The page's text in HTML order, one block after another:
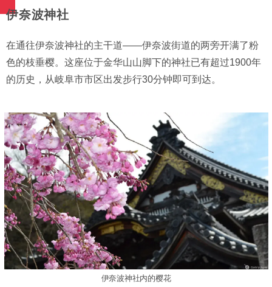
伊奈波神社
在通往伊奈波神社的主干道——伊奈波街道的两旁开满了粉
色的枝垂樱。这座位于金华山山脚下的神社已有超过1900年
的历史，从岐阜市市区出发步行30分钟即可到达。
伊奈波神社内的樱花